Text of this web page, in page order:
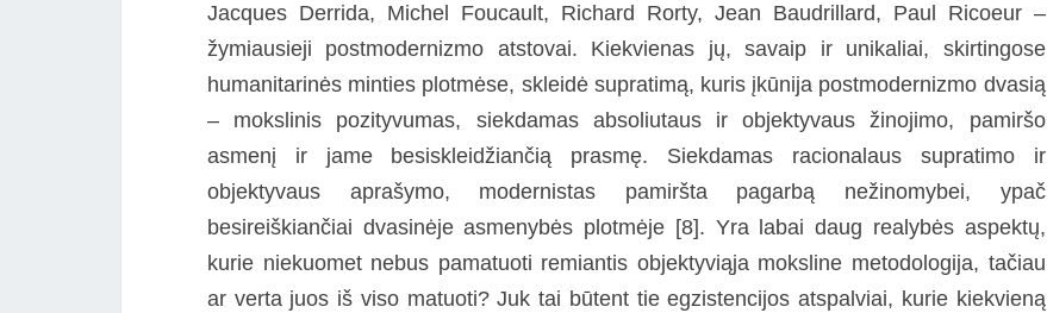
Jacques Derrida, Michel Foucault, Richard Rorty, Jean Baudrillard, Paul Ricoeur –
žymiausieji postmodernizmo atstovai. Kiekvienas jų, savaip ir unikaliai, skirtingose
humanitarinės minties plotmėse, skleidė supratimą, kuris įkūnija postmodernizmo dvasią
– mokslinis pozityvumas, siekdamas absoliutaus ir objektyvaus žinojimo, pamiršo
asmenį ir jame besiskleidžiančią prasmę. Siekdamas racionalaus supratimo ir
objektyvaus aprašymo, modernistas pamiršta pagarbą nežinomybei, ypač
besireiškiančiai dvasinėje asmenybės plotmėje [8]. Yra labai daug realybės aspektų,
kurie niekuomet nebus pamatuoti remiantis objektyviąja moksline metodologija, tačiau
ar verta juos iš viso matuoti? Juk tai būtent tie egzistencijos atspalviai, kurie kiekvieną